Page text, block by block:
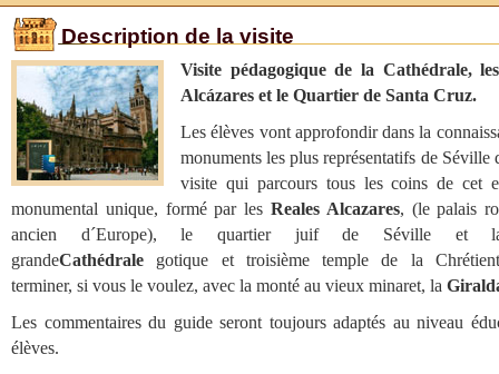
Zone Clients
Contact
Description de la visite
Visite pédagogique de la Cathédrale,
Alcázares et le Quartier de Santa Cruz.
Les élèves vont approfondir dans la
monuments les plus représentatifs de Séville
visite qui parcours tous les coins de cet
monumental unique, formé par les Reales Alcazares, (le palais
ancien d´Europe), le quartier juif de Séville et
grandeCathédrale gotique et troisième temple de la
terminer, si vous le voulez, avec la monté au vieux minaret, la
Les commentaires du guide seront toujours adaptés au niveau
élèves.